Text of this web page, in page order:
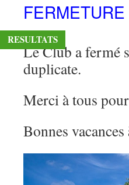
contenu
Le Club a fermé
duplicate.
Merci à tous
Bonnes vacances
RESULTATS